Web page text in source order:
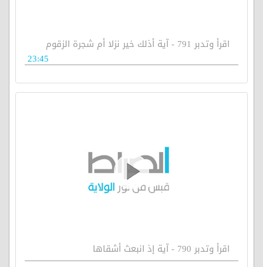
اقرأ وتدبر 791 - آية أذلك خير نزلا أم شجرة الزقوم
23:45
اقرأ وتدبر 790 - آية إذ انبعث أشقاها